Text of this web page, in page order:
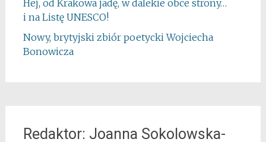
Hej, od Krakowa jadę, w dalekie obce strony…
i na Listę UNESCO!
Nowy, brytyjski zbiór poetycki Wojciecha
Bonowicza
Redaktor: Joanna Sokolowska-